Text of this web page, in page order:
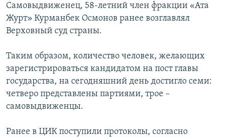
TÜRKMENÇE
Самовыдвиженец, 58-летний член фракции «Ата
Журт» Курманбек Осмонов ранее возглавлял
Верховный суд страны.
Таким образом, количество человек, желающих
зарегистрироваться кандидатом на пост главы
государства, на сегодняшний день достигло семи:
четверо представлены партиями, трое –
самовыдвиженцы.
Ранее в ЦИК поступили протоколы, согласно